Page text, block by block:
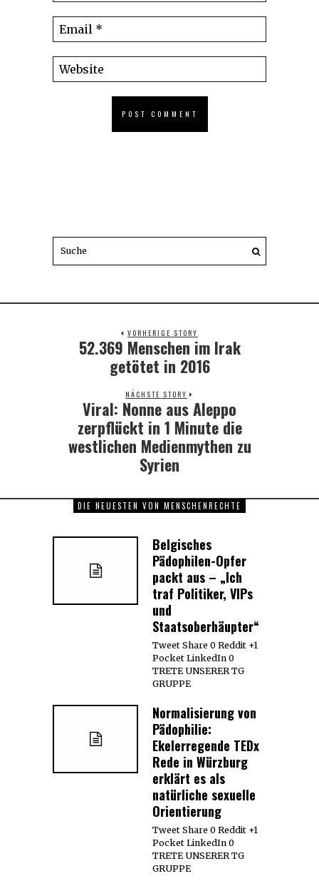
VORHERIGE STORY
Previous
post:
52.369 Menschen im Irak
getötet in 2016
NÄCHSTE STORY
Next
post:
Viral: Nonne aus Aleppo
zerpflückt in 1 Minute die
westlichen Medienmythen zu
Syrien
DIE NEUESTEN VON MENSCHENRECHTE
Belgisches
Pädophilen-Opfer
packt aus – „Ich
traf Politiker, VIPs
und
Staatsoberhäupter“
Tweet Share 0 Reddit +1
Pocket LinkedIn 0
TRETE UNSERER TG
GRUPPE
Normalisierung von
Pädophilie:
Ekelerregende TEDx
Rede in Würzburg
erklärt es als
natürliche sexuelle
Orientierung
Tweet Share 0 Reddit +1
Pocket LinkedIn 0
TRETE UNSERER TG
GRUPPE